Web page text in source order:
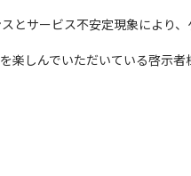
とサービス不安定現象により
しんでいただいている啓示